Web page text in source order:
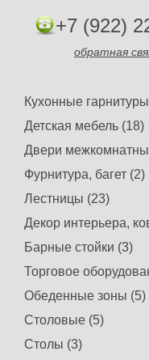
+7 (922)
обратная
Кухонные
Детская мебель (18)
Двери
Фурнитура, багет (2)
Лестницы (23)
Декор интерьера,
Барные стойки (3)
Торговое
Обеденные зоны (5)
Столовые (5)
Столы (3)